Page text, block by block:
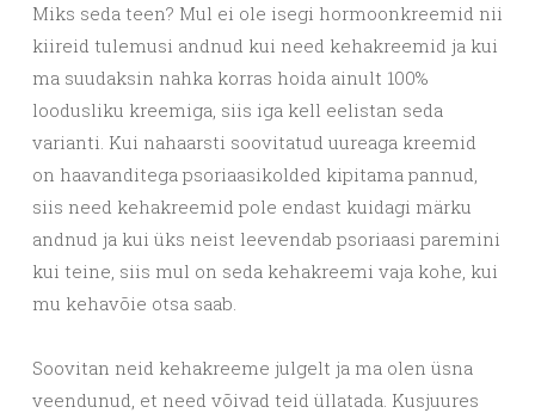
Miks seda teen? Mul ei ole isegi hormoonkreemid nii
kiireid tulemusi andnud kui need kehakreemid ja kui
ma suudaksin nahka korras hoida ainult 100%
loodusliku kreemiga, siis iga kell eelistan seda
varianti. Kui nahaarsti soovitatud uureaga kreemid
on haavanditega psoriaasikolded kipitama pannud,
siis need kehakreemid pole endast kuidagi märku
andnud ja kui üks neist leevendab psoriaasi paremini
kui teine, siis mul on seda kehakreemi vaja kohe, kui
mu kehavõie otsa saab.
Soovitan neid kehakreeme julgelt ja ma olen üsna
veendunud, et need võivad teid üllatada. Kusjuures